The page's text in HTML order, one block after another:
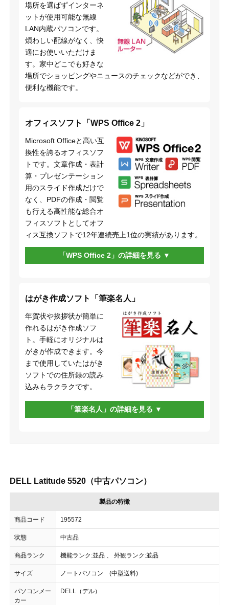
場所を選ばずインターネ
ットが使用可能な無線
LAN内蔵パソコンです。
煩わしい配線がなく、快
適にお使いいただけま
す。家中どこでも好きな
場所でショッピングやニュースのチェックなどができ、
便利な機能です。
オフィスソフト「WPS Office 2」
Microsoft Officeと高い互
換性を誇るオフィスソフ
トです。文章作成・表計
算・プレゼンテーション
用のスライド作成だけで
なく、PDFの作成・閲覧
も行える高性能な総合オ
フィスソフトとしてオフ
ィス互換ソフトで12年連続売上1位の実績があります。
「WPS Office 2」の詳細を見る
はがき作成ソフト「筆楽名人」
年賀状や挨拶状が簡単に
作れるはがき作成ソフ
ト。手軽にオリジナルは
がきが作成できます。今
まで使用していたはがき
ソフトでの住所録の読み
込みもラクラクです。
「筆楽名人」の詳細を見る
DELL Latitude 5520（中古パソコン）
製品の特徴
商品コード 195572
状態 中古品
商品ランク 機能ランク:並品 、 外観ランク:並品
サイズ ノートパソコン (中型送料)
パソコンメー
カー
DELL（デル）